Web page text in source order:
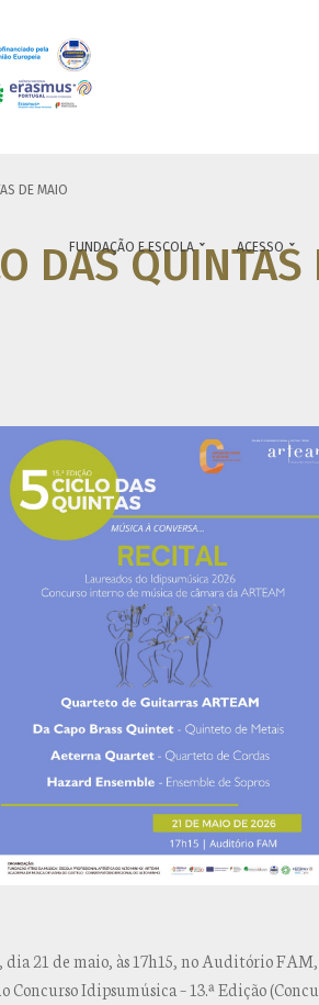
FUNDAÇÃO E ESCOLA  ACESSO 
DE MAIO
DAS QUINTAS
21 de maio, às 17h15, no Auditório
Concurso Idipsumúsica – 13.ª Edição